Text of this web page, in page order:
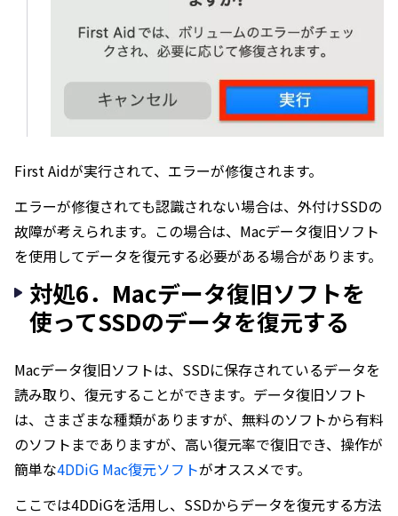
First Aidが実行されて、エラーが修復されます。
エラーが修復されても認識されない場合は、外付けSSDの
故障が考えられます。この場合は、Macデータ復旧ソフト
を使用してデータを復元する必要がある場合があります。
対処6．Macデータ復旧ソフトを
使ってSSDのデータを復元する
Macデータ復旧ソフトは、SSDに保存されているデータを
読み取り、復元することができます。データ復旧ソフト
は、さまざまな種類がありますが、無料のソフトから有料
のソフトまでありますが、高い復元率で復旧でき、操作が
簡単な4DDiG Mac復元ソフトがオススメです。
ここでは4DDiGを活用し、SSDからデータを復元する方法